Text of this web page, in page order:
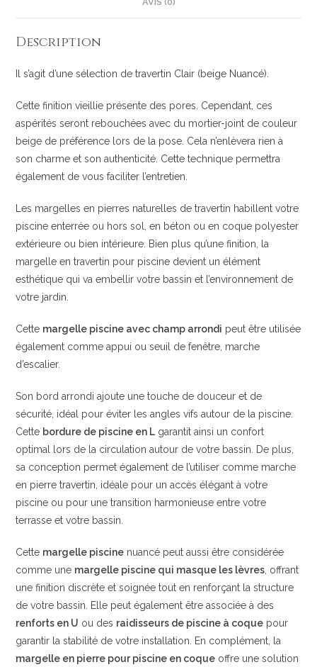
Description
Il s’agit d’une sélection de travertin Clair (beige Nuancé).
Cette finition vieillie présente des pores. Cependant, ces
aspérités seront rebouchées avec du mortier-joint de couleur
beige de préférence lors de la pose. Cela n’enlèvera rien à
son charme et son authenticité. Cette technique permettra
également de vous faciliter l’entretien.
Les margelles en pierres naturelles de travertin habillent votre
piscine enterrée ou hors sol, en béton ou en coque polyester
extérieure ou bien intérieure. Bien plus qu’une finition, la
margelle en travertin pour piscine devient un élément
esthétique qui va embellir votre bassin et l’environnement de
votre jardin.
Cette margelle piscine avec champ arrondi peut être utilisée
également comme appui ou seuil de fenêtre, marche
d’escalier.
Son bord arrondi ajoute une touche de douceur et de
sécurité, idéal pour éviter les angles vifs autour de la piscine.
Cette bordure de piscine en L garantit ainsi un confort
optimal lors de la circulation autour de votre bassin. De plus,
sa conception permet également de l’utiliser comme marche
en pierre travertin, idéale pour un accès élégant à votre
piscine ou pour une transition harmonieuse entre votre
terrasse et votre bassin.
Cette margelle piscine nuancé peut aussi être considérée
comme une margelle piscine qui masque les lèvres, offrant
une finition discrète et soignée tout en renforçant la structure
de votre bassin. Elle peut également être associée à des
renforts en U ou des raidisseurs de piscine à coque pour
garantir la stabilité de votre installation. En complément, la
margelle en pierre pour piscine en coque offre une solution